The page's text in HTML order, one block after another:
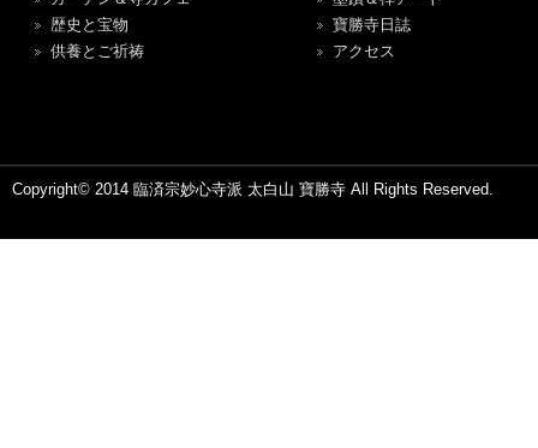
歴史と宝物
供養とご祈祷
寶勝寺日誌
アクセス
Copyright© 2014 臨済宗妙心寺派 太白山 寶勝寺 All Rights Reserved.